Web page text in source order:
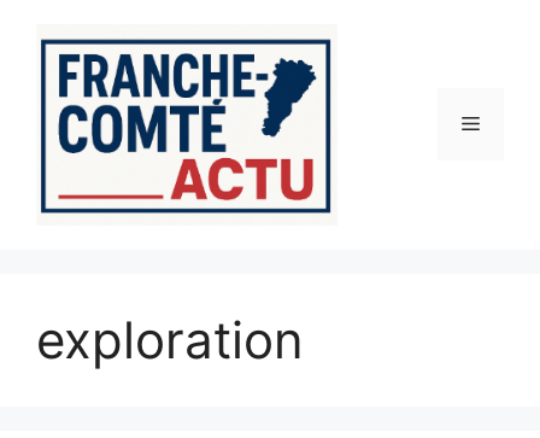
contenu
Menu
exploration